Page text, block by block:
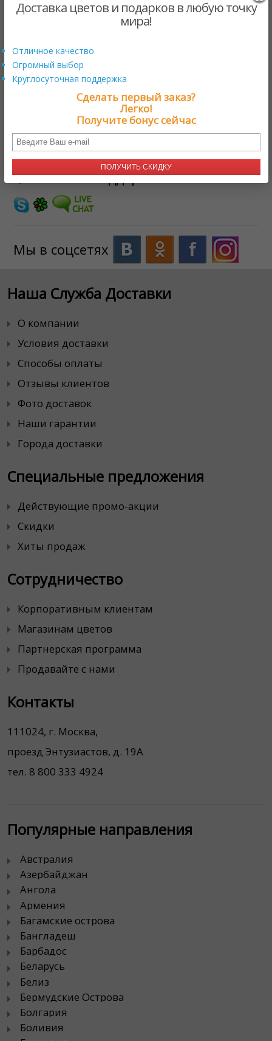
ЗАГРУЗКА
Нужна помощь? +17579800222
Онлайн поддержка
Мы в соцсетях
Наша Служба Доставки
О компании
Условия доставки
Способы оплаты
Отзывы клиентов
Фото доставок
Наши гарантии
Города доставки
Специальные предложения
Действующие промо-акции
Скидки
Хиты продаж
Сотрудничество
Корпоративным клиентам
Магазинам цветов
Партнерская программа
Продавайте с нами
Контакты
111024, г. Москва,
проезд Энтузиастов, д. 19А
тел. 8 800 333 4924
Популярные направления
Австралия
Азербайджан
Ангола
Армения
Багамские острова
Бангладеш
Барбадос
Беларусь
Белиз
Бермудские Острова
Болгария
Боливия
Доставка цветов и подарков в любую точку
мира!
Отличное качество
Огромный выбор
Круглосуточная поддержка
Сделать первый заказ?
Легко!
Получите бонус сейчас
ПОЛУЧИТЬ СКИДКУ